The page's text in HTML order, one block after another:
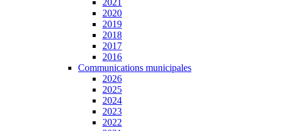
2021
2020
2019
2018
2017
2016
Communications municipales
2026
2025
2024
2023
2022